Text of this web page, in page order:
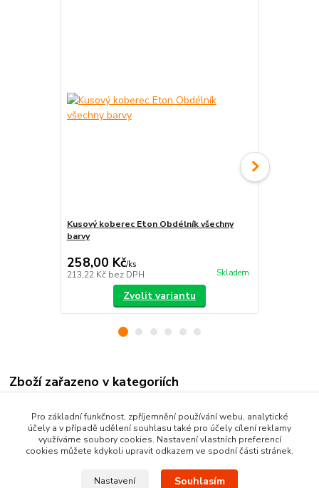
Kusový koberec Eton Obdélník všechny
barvy
258,00 Kč/ks
213,22 Kč bez DPH Skladem
Zvolit variantu
Zboží zařazeno v kategoriích
Schodišťové koberce
Pro základní funkčnost, zpříjemnění používání webu, analytické
účely a v případě udělení souhlasu také pro účely cílení reklamy
využíváme soubory cookies. Nastavení vlastních preferencí
cookies můžete kdykoli upravit odkazem ve spodní části stránek.
Nastavení Souhlasím